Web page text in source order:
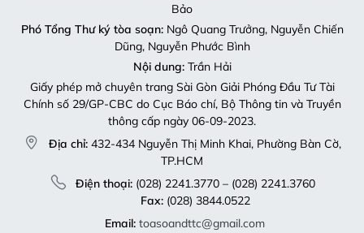
Bảo
Phó Tổng Thư ký tòa soạn:Ngô Quang Trưởng, Nguyễn Chiến
Dũng, Nguyễn Phước Bình
Nội dung:Trần Hải
Giấy phép mở chuyên trang Sài Gòn Giải Phóng Đầu Tư Tài
Chính số 29/GP-CBC do Cục Báo chí, Bộ Thông tin và Truyền
thông cấp ngày 06-09-2023.
Địa chỉ: 432-434 Nguyễn Thị Minh Khai, Phường Bàn Cờ,
TP.HCM
Điện thoại:(028) 2241.3770 – (028) 2241.3760
Fax:(028) 3844.0522
Email: toasoandttc@gmail.com